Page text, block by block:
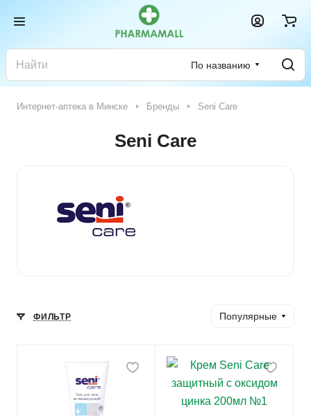
По названию
Интернет-аптека в Минске Бренды Seni Care
Seni Care
ФИЛЬТР Популярные